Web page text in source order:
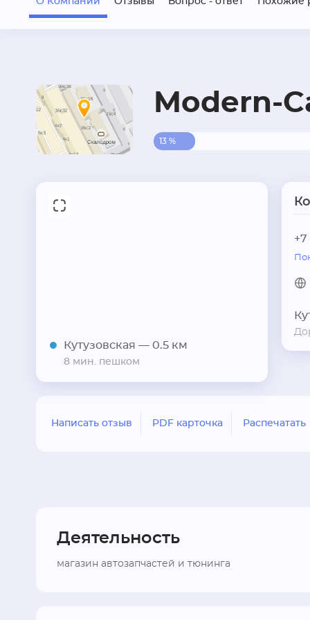
Modern-
13 %
Кутузовская — 0.5 км
8 мин. пешком
+7
Написать отзыв PDF карточка Распечатать
Деятельность
магазин автозапчастей и тюнинга